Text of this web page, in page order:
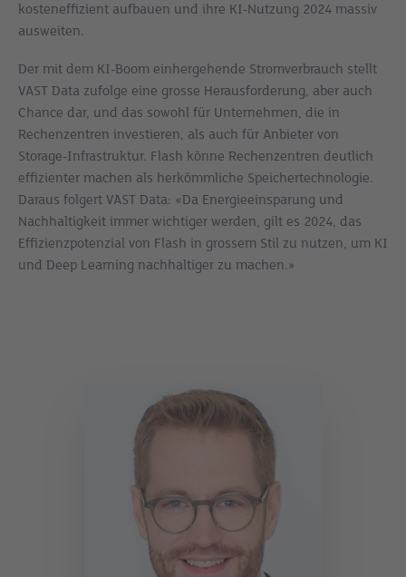
kosteneffizient aufbauen und ihre KI-Nutzung 2024 massiv
ausweiten.
Der mit dem KI-Boom einhergehende Stromverbrauch stellt
VAST Data zufolge eine grosse Herausforderung, aber auch
Chance dar, und das sowohl für Unternehmen, die in
Rechenzentren investieren, als auch für Anbieter von
Storage-Infrastruktur. Flash könne Rechenzentren deutlich
effizienter machen als herkömmliche Speichertechnologie.
Daraus folgert VAST Data: «Da Energieeinsparung und
Nachhaltigkeit immer wichtiger werden, gilt es 2024, das
Effizienzpotenzial von Flash in grossem Stil zu nutzen, um KI
und Deep Learning nachhaltiger zu machen.»